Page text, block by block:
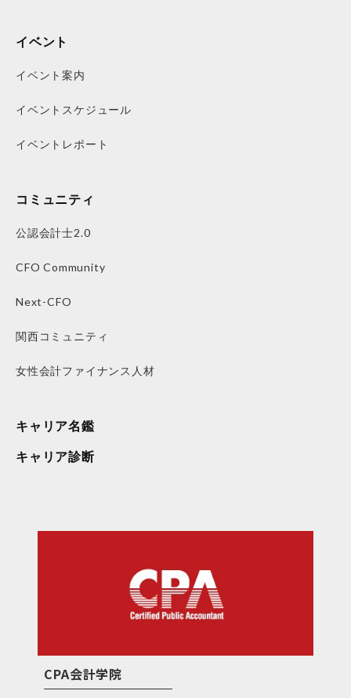
イベント
イベント案内
イベントスケジュール
イベントレポート
コミュニティ
公認会計士2.0
CFO Community
Next-CFO
関西コミュニティ
女性会計ファイナンス人材
キャリア名鑑
キャリア診断
CPA会計学院